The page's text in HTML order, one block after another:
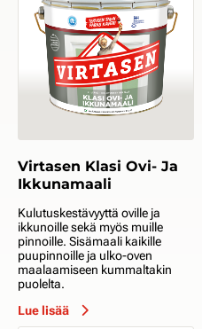
Virtasen Klasi Ovi- Ja
Ikkunamaali
Kulutuskestävyyttä oville ja
ikkunoille sekä myös muille
pinnoille. Sisämaali kaikille
puupinnoille ja ulko-oven
maalaamiseen kummaltakin
puolelta.
Lue lisää